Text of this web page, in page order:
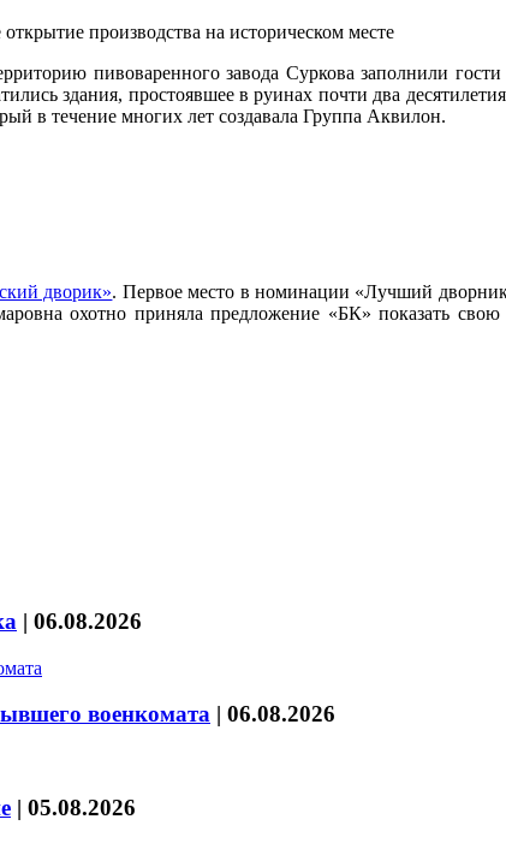
пивоваренного завода Суркова заполнили
здания, простоявшее в руинах почти два
в течение многих лет создавала Группа Аквилон.
дворик». Первое место в номинации «Лучший
охотно приняла предложение «БК» показать
| 06.08.2026
военкомата | 06.08.2026
| 05.08.2026